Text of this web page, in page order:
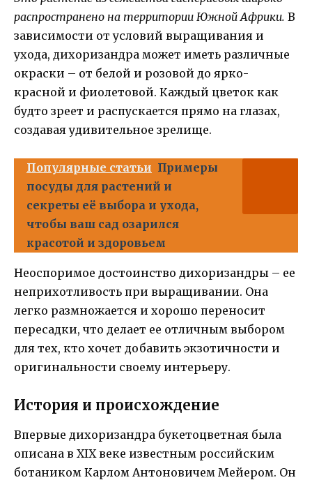
распространено на территории Южной Африки. В
зависимости от условий выращивания и
ухода, дихоризандра может иметь различные
окраски – от белой и розовой до ярко-
красной и фиолетовой. Каждый цветок как
будто зреет и распускается прямо на глазах,
создавая удивительное зрелище.
Популярные статьи Примеры
посуды для растений и
секреты её выбора и ухода,
чтобы ваш сад озарился
красотой и здоровьем
Неоспоримое достоинство дихоризандры – ее
неприхотливость при выращивании. Она
легко размножается и хорошо переносит
пересадки, что делает ее отличным выбором
для тех, кто хочет добавить экзотичности и
оригинальности своему интерьеру.
История и происхождение
Впервые дихоризандрa букетоцветная была
описана в XIX веке известным российским
ботаником Карлом Антоновичем Мейером. Он